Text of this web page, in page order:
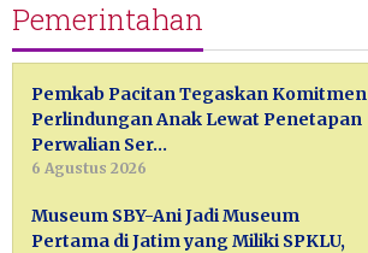
Pemerintahan
Pemkab Pacitan Tegaskan Komitmen
Perlindungan Anak Lewat Penetapan
Perwalian Ser…
6 Agustus 2026
Museum SBY-Ani Jadi Museum
Pertama di Jatim yang Miliki SPKLU,